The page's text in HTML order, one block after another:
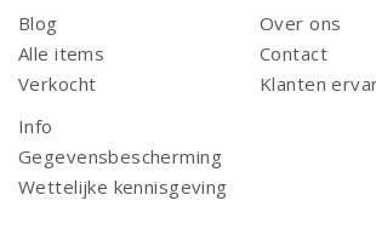
Blog
Alle items
Verkocht
Over ons
Contact
Klanten
Info
Gegevensbescherming
Wettelijke kennisgeving